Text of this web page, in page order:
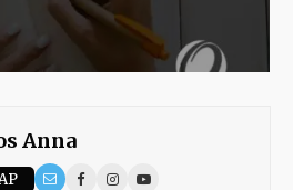
Anna